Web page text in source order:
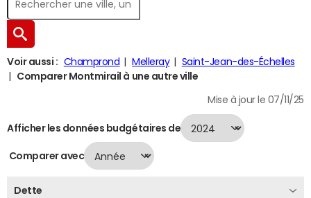
Voir aussi : Champrond Melleray
Saint-Jean-des-Échelles
Comparer Montmirail à une autre ville
Mise à jour le 07/11/25
Afficher les données budgétaires de
Comparer avec
Dette